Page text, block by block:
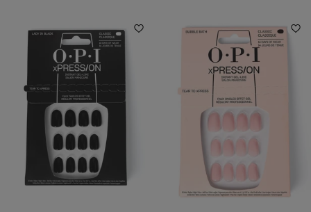
avis
avis
Ajouter à la liste de souhaits